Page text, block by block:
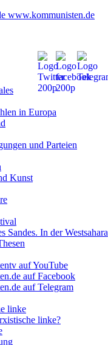
www.kommunisten.de
in Europa
und Parteien
Kunst
Sandes. In der Westsahara
auf YouTube
auf Facebook
auf Telegram
linke
linke?